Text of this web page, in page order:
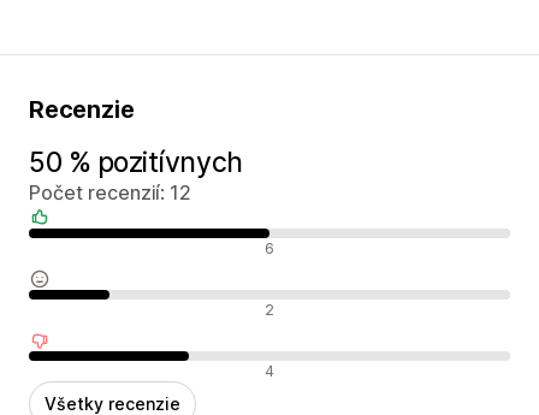
Recenzie
50 % pozitívnych
Počet recenzií: 12
Pozitívne recenzie 6
Neutrálne recenzie 2
Negatívne recenzie 4
Všetky recenzie